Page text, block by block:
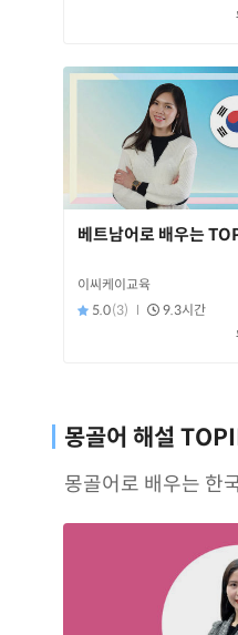
베트남어로 배우는
이씨케이교육
5.0(3) 9.3시간
몽골어 해설
몽골어로 배우는 한